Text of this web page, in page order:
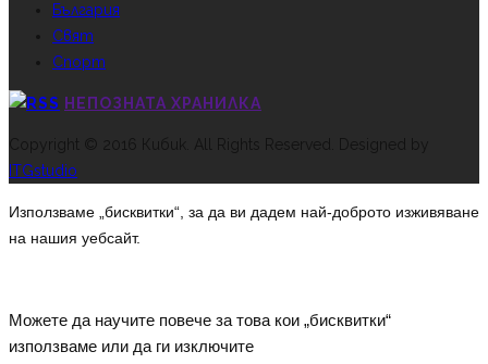
България
Свят
Спорт
НЕПОЗНАТА ХРАНИЛКА
Copyright © 2016 Кибик. All Rights Reserved. Designed by
ITGstudio
Използваме „бисквитки“, за да ви дадем най-доброто изживяване
на нашия уебсайт.
Можете да научите повече за това кои „бисквитки“
използваме или да ги изключите